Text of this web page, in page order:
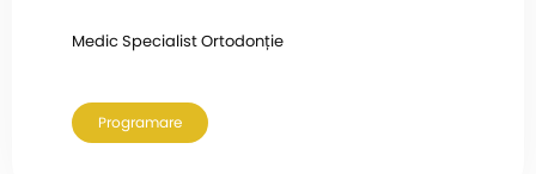
Medic Specialist Ortodonție
Programare